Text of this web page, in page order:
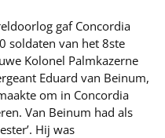
gaf Concordia
soldaten van het 8ste
Kolonel Palmkazerne
Eduard van Beinum,
om in Concordia
Van Beinum had als
Hij was